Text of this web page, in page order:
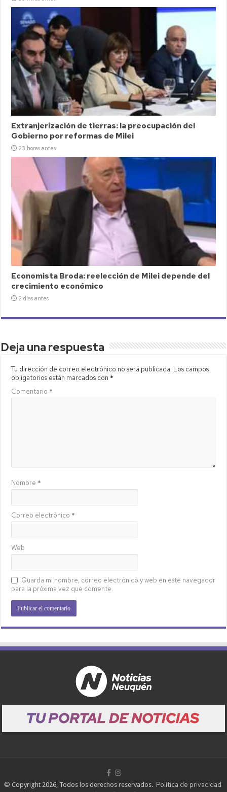
Extranjerización de tierras: la preocupación del
Gobierno por reformas de Milei
23 horas antes
Economista Broda: reelección de Milei depende del
crecimiento económico
2 días antes
Deja una respuesta
Tu dirección de correo electrónico no será publicada. Los campos
obligatorios están marcados con *
Comentario *
Nombre *
Correo electrónico *
Web
Guarda mi nombre, correo electrónico y web en este navegador
para la próxima vez que comente.
© Copyright 2026, Todos los derechos reservados. Política de privacidad